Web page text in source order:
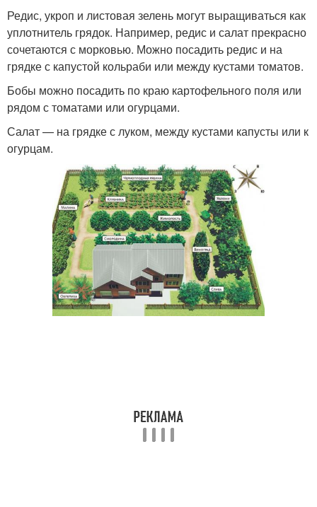
Редис, укроп и листовая зелень могут выращиваться как
уплотнитель грядок. Например, редис и салат прекрасно
сочетаются с морковью. Можно посадить редис и на
грядке с капустой кольраби или между кустами томатов.
Бобы можно посадить по краю картофельного поля или
рядом с томатами или огурцами.
Салат — на грядке с луком, между кустами капусты или к
огурцам.